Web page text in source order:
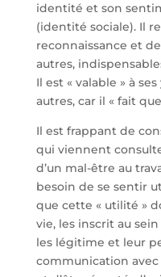
identité et son
(identité sociale). Il
reconnaissance et
autres,
Il est « valable » à
autres, car il « fait
Il est frappant de
qui viennent
d’un mal-être au
besoin de se sentir
que cette « utilité »
vie, les inscrit au
les légitime et leur
communication avec